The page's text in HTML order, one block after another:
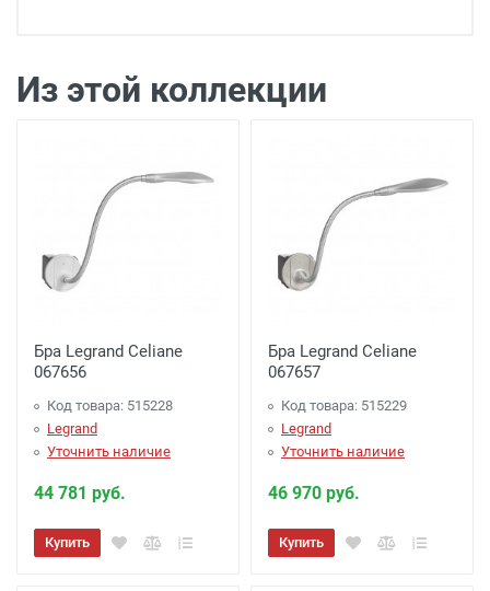
подъезда)
Доставка г. Калуга 100 рублей (самовывоз
Из этой коллекции
Бра Legrand Celiane
067656
Код товара: 515228
Legrand
Уточнить наличие
44 781 руб.
Купить
Бра Legrand Celiane
067657
Код товара: 515229
Legrand
Уточнить наличие
46 970 руб.
Купить